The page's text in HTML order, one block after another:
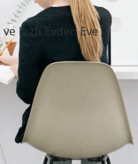
hızlı Evden Eve